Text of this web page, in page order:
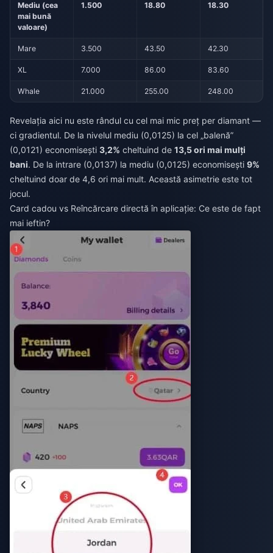
Mediu (cea
mai bună
valoare)
1.500 18.80 18.30
Mare 3.500 43.50 42.30
XL 7.000 86.00 83.60
Whale 21.000 255.00 248.00
Revelația aici nu este rândul cu cel mai mic preț per diamant —
ci gradientul. De la nivelul mediu (0,0125) la cel „balenă”
(0,0121) economisești 3,2% cheltuind de 13,5 ori mai mulți
bani. De la intrare (0,0137) la mediu (0,0125) economisești 9%
cheltuind doar de 4,6 ori mai mult. Această asimetrie este tot
jocul.
Card cadou vs Reîncărcare directă în aplicație: Ce este de fapt
mai ieftin?